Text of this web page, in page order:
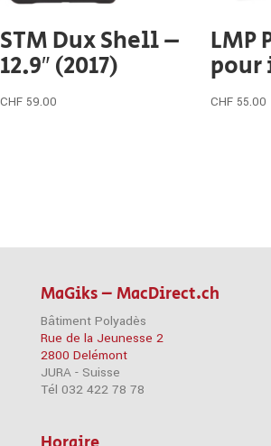
STM Dux Shell –
12.9″ (2017)
CHF 59.00
LMP
pour
CHF 55.00
MaGiks – MacDirect.ch
Bâtiment Polyadès
Rue de la Jeunesse 2
2800 Delémont
JURA - Suisse
Tél 032 422 78 78